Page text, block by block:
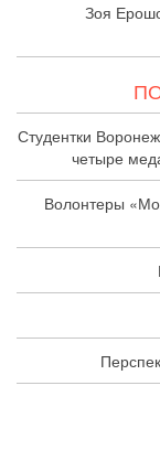
Зоя
Студентки
четыре
Волонтеры